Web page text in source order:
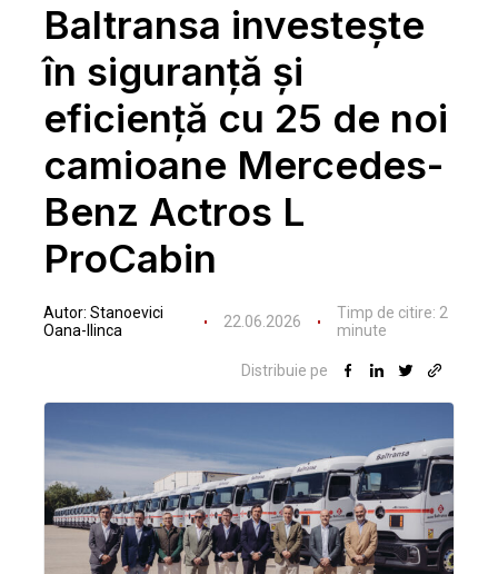
Baltransa investește
în siguranță și
eficiență cu 25 de noi
camioane Mercedes-
Benz Actros L
ProCabin
Autor: Stanoevici
Oana-Ilinca
22.06.2026 Timp de citire: 2
minute
Distribuie pe